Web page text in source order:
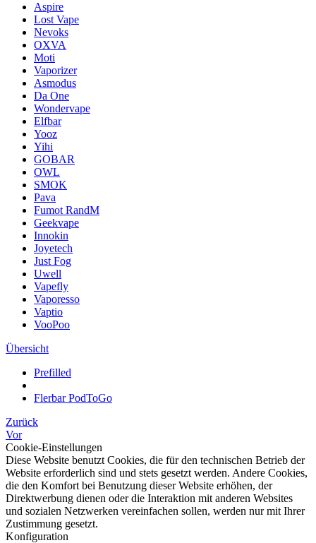
Aspire
Lost Vape
Nevoks
OXVA
Moti
Vaporizer
Asmodus
Da One
Wondervape
Elfbar
Yooz
Yihi
GOBAR
OWL
SMOK
Pava
Fumot RandM
Geekvape
Innokin
Joyetech
Just Fog
Uwell
Vapefly
Vaporesso
Vaptio
VooPoo
Übersicht
Prefilled
Flerbar PodToGo
Zurück
Vor
Cookie-Einstellungen
Diese Website benutzt Cookies, die für den technischen Betrieb der
Website erforderlich sind und stets gesetzt werden. Andere Cookies,
die den Komfort bei Benutzung dieser Website erhöhen, der
Direktwerbung dienen oder die Interaktion mit anderen Websites
und sozialen Netzwerken vereinfachen sollen, werden nur mit Ihrer
Zustimmung gesetzt.
Konfiguration